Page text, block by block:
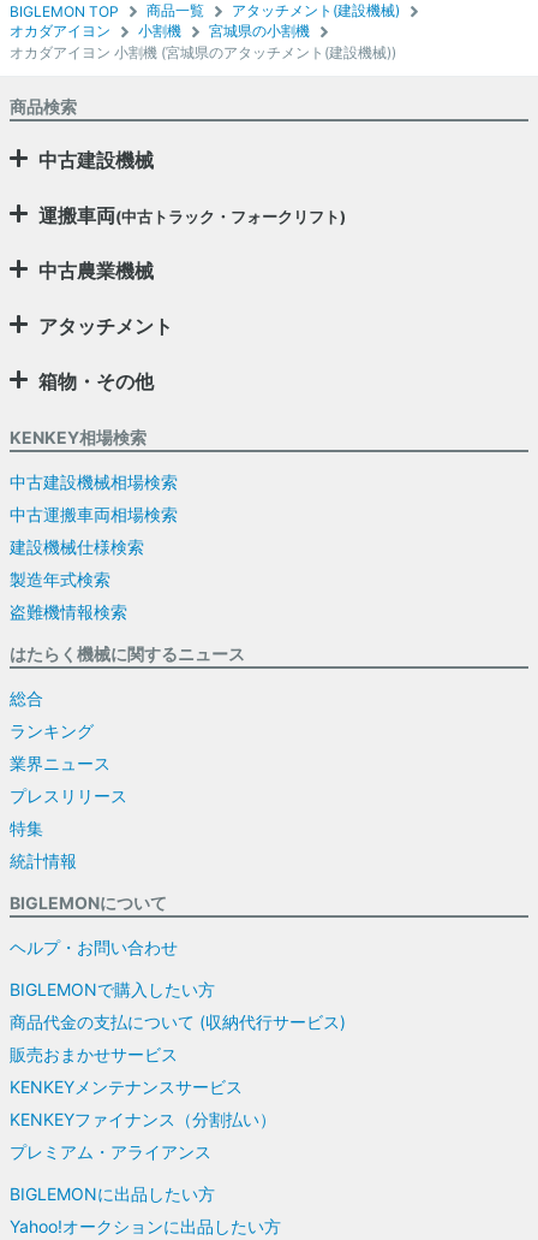
BIGLEMON TOP 商品一覧
アタッチメント(建設機械)
オカダアイヨン
小割機
宮城県の小割機
オカダアイヨン 小割機 (宮城県のアタッチメント(建設機械))
商品検索
中古建設機械
運搬車両(中古トラック・フォークリフト)
中古農業機械
アタッチメント
箱物・その他
KENKEY相場検索
中古建設機械相場検索
中古運搬車両相場検索
建設機械仕様検索
製造年式検索
盗難機情報検索
はたらく機械に関するニュース
総合
ランキング
業界ニュース
プレスリリース
特集
統計情報
BIGLEMONについて
ヘルプ・お問い合わせ
BIGLEMONで購入したい方
商品代金の支払について (収納代行サービス)
販売おまかせサービス
KENKEYメンテナンスサービス
KENKEYファイナンス（分割払い）
プレミアム・アライアンス
BIGLEMONに出品したい方
Yahoo!オークションに出品したい方